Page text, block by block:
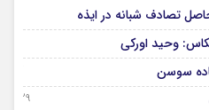
29 دسامبر 2025